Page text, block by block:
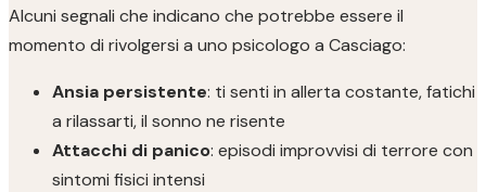
Alcuni segnali che indicano che potrebbe essere il
momento di rivolgersi a uno psicologo a Casciago:
Ansia persistente: ti senti in allerta costante, fatichi
a rilassarti, il sonno ne risente
Attacchi di panico: episodi improvvisi di terrore con
sintomi fisici intensi